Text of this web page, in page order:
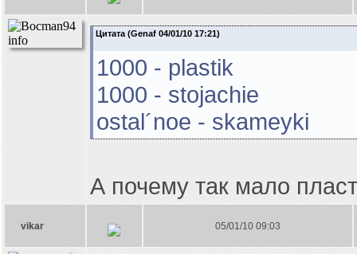
Цитата (Genaf 04/01/10 17:21)
1000 - plastik
1000 - stojachie
ostal´noe - skameyki
А почему так мало
vikar 05/01/10 09:03